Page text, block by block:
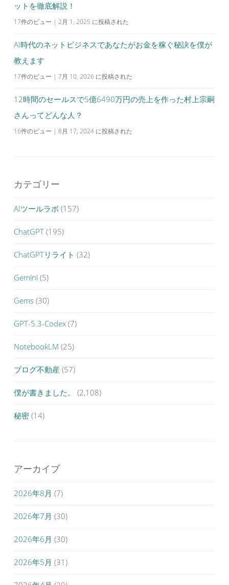
ットを徹底解説！
17件のビュー | 2月 1, 2025 に投稿された
AI時代のネットビジネスであなたがお金を稼ぐ秘訣を僕が
教えます
17件のビュー | 7月 10, 2026 に投稿された
12時間のセールスで5億6490万円の売上を作った村上宗嗣
さんってどんな人？
16件のビュー | 8月 17, 2024 に投稿された
カテゴリー
AIツールラボ (157)
ChatGPT (195)
ChatGPTリライト (32)
Gemini (5)
Gems (30)
GPT-5.3-Codex (7)
NotebookLM (25)
ブログ不動産 (57)
僕が書きました。 (2,108)
秘密 (14)
アーカイブ
2026年8月 (7)
2026年7月 (30)
2026年6月 (30)
2026年5月 (31)